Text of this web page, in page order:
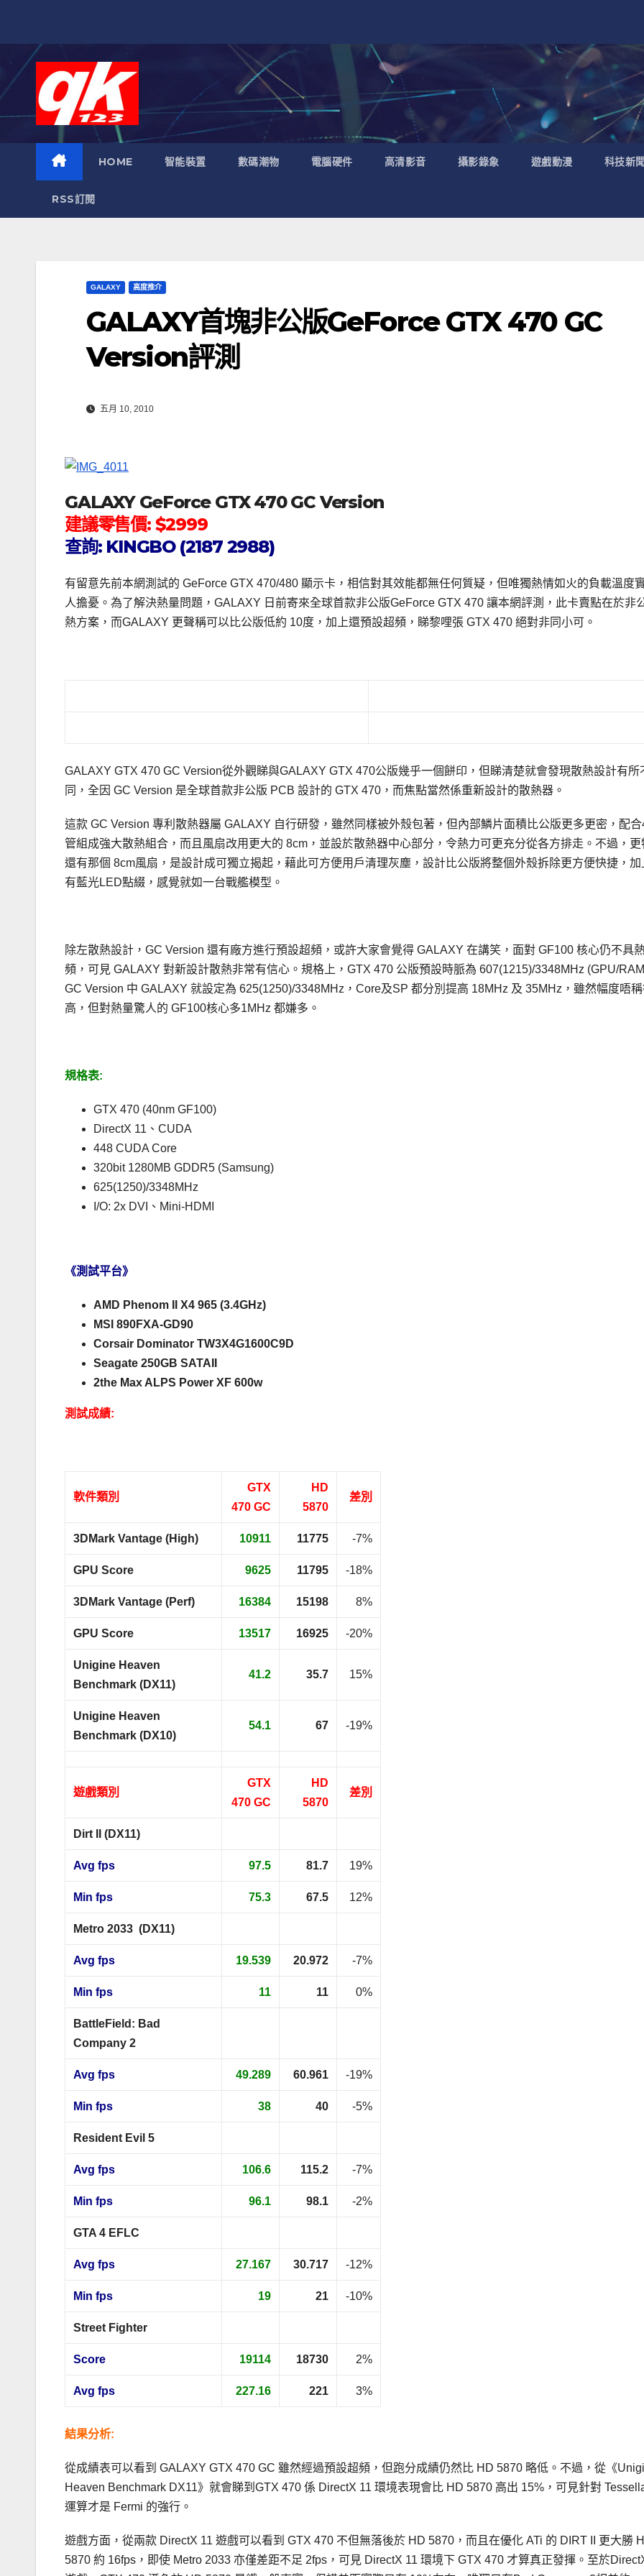
HOME 智能裝置 數碼潮物 電腦硬件 高清影音 攝影錄象 遊戲動漫 科技新聞
RSS訂閱
GALAXY 高度推介
GALAXY首塊非公版GeForce GTX 470 GC
Version評測
五月 10, 2010
GALAXY GeForce GTX 470 GC Version
建議零售價: $2999
查詢: KINGBO (2187 2988)
有留意先前本網測試的 GeForce GTX 470/480 顯示卡，相信對其效能都無任何質疑，但唯獨熱情如火的負載溫度
人擔憂。為了解決熱量問題，GALAXY 日前寄來全球首款非公版GeForce GTX 470 讓本網評測，此卡賣點在於非
熱方案，而GALAXY 更聲稱可以比公版低約 10度，加上還預設超頻，睇黎哩張 GTX 470 絕對非同小可。
GALAXY GTX 470 GC Version從外觀睇與GALAXY GTX 470公版幾乎一個餅印，但睇清楚就會發現散熱設計有所
同，全因 GC Version 是全球首款非公版 PCB 設計的 GTX 470，而焦點當然係重新設計的散熱器。
這款 GC Version 專利散熱器屬 GALAXY 自行研發，雖然同樣被外殼包著，但內部鱗片面積比公版更多更密，配
管組成強大散熱組合，而且風扇改用更大的 8cm，並設於散熱器中心部分，令熱力可更充分從各方排走。不過，更
還有那個 8cm風扇，是設計成可獨立揭起，藉此可方便用戶清理灰塵，設計比公版將整個外殼拆除更方便快捷，加
有藍光LED點綴，感覺就如一台戰艦模型。
除左散熱設計，GC Version 還有廠方進行預設超頻，或許大家會覺得 GALAXY 在講笑，面對 GF100 核心仍不具
頻，可見 GALAXY 對新設計散熱非常有信心。規格上，GTX 470 公版預設時脈為 607(1215)/3348MHz (GPU/
GC Version 中 GALAXY 就設定為 625(1250)/3348MHz，Core及SP 都分別提高 18MHz 及 35MHz，雖然幅度唔稱
高，但對熱量驚人的 GF100核心多1MHz 都嫌多。
規格表:
GTX 470 (40nm GF100)
DirectX 11、CUDA
448 CUDA Core
320bit 1280MB GDDR5 (Samsung)
625(1250)/3348MHz
I/O: 2x DVI、Mini-HDMI
《測試平台》
AMD Phenom II X4 965 (3.4GHz)
MSI 890FXA-GD90
Corsair Dominator TW3X4G1600C9D
Seagate 250GB SATAII
2the Max ALPS Power XF 600w
測試成績:
軟件類別
GTX
470 GC
HD
5870
差別
3DMark Vantage (High) 10911 11775 -7%
GPU Score 9625 11795 -18%
3DMark Vantage (Perf) 16384 15198 8%
GPU Score 13517 16925 -20%
Unigine Heaven
Benchmark (DX11)
41.2 35.7 15%
Unigine Heaven
Benchmark (DX10)
54.1 67 -19%
遊戲類別
GTX
470 GC
HD
5870
差別
Dirt II (DX11)
Avg fps 97.5 81.7 19%
Min fps 75.3 67.5 12%
Metro 2033 (DX11)
Avg fps 19.539 20.972 -7%
Min fps 11 11 0%
BattleField: Bad
Company 2
Avg fps 49.289 60.961 -19%
Min fps 38 40 -5%
Resident Evil 5
Avg fps 106.6 115.2 -7%
Min fps 96.1 98.1 -2%
GTA 4 EFLC
Avg fps 27.167 30.717 -12%
Min fps 19 21 -10%
Street Fighter
Score 19114 18730 2%
Avg fps 227.16 221 3%
結果分析:
從成績表可以看到 GALAXY GTX 470 GC 雖然經過預設超頻，但跑分成績仍然比 HD 5870 略低。不過，從《
Heaven Benchmark DX11》就會睇到GTX 470 係 DirectX 11 環境表現會比 HD 5870 高出 15%，可見針對
運算才是 Fermi 的強行。
遊戲方面，從兩款 DirectX 11 遊戲可以看到 GTX 470 不但無落後於 HD 5870，而且在優化 ATi 的 DIRT II 更大勝
5870 約 16fps，即使 Metro 2033 亦僅差距不足 2fps，可見 DirectX 11 環境下 GTX 470 才算真正發揮。至於